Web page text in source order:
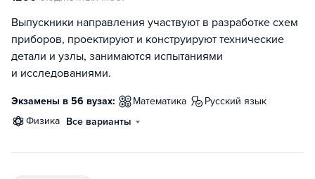
Выпускники направления участвуют в разработке схем
приборов, проектируют и конструируют технические
детали и узлы, занимаются испытаниями
и исследованиями.
Экзамены в 56 вузах: математика
русский язык
физика Все варианты